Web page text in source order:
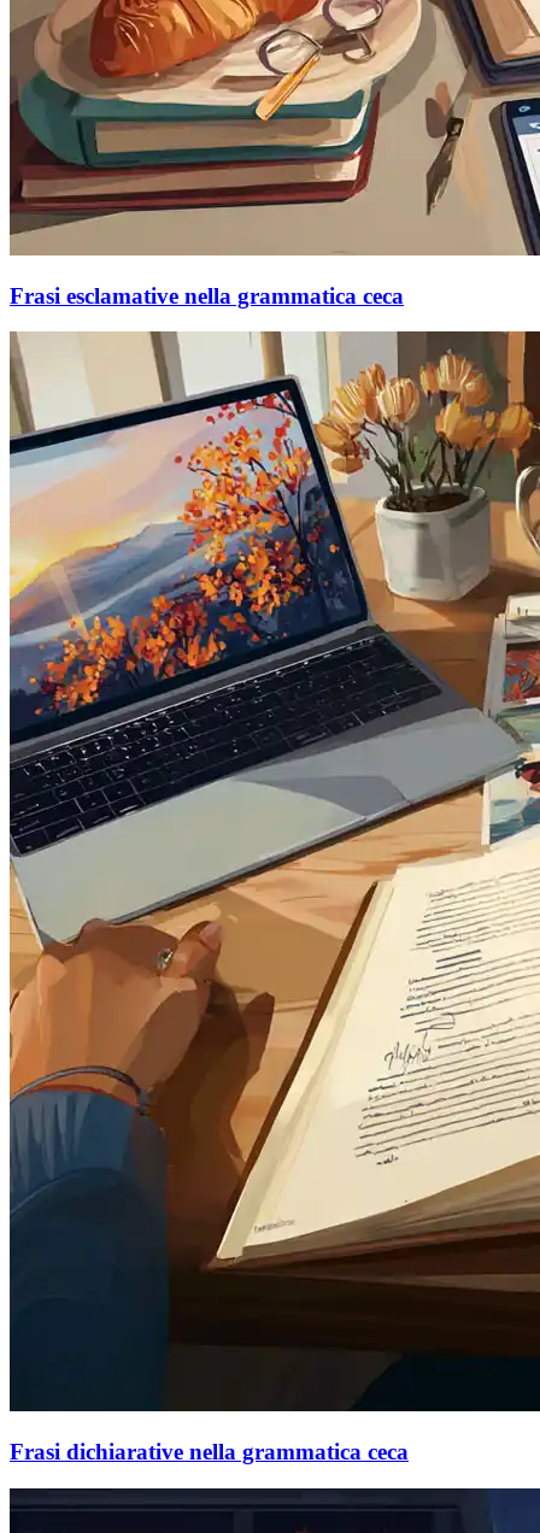
Frasi esclamative nella grammatica ceca
Frasi dichiarative nella grammatica ceca